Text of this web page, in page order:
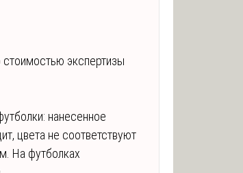
экспертизы
нанесенное
цвета не соответствуют
На футболках